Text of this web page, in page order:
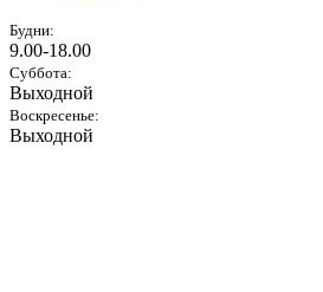
Будни:
9.00-18.00
Суббота:
Выходной
Воскресенье:
Выходной